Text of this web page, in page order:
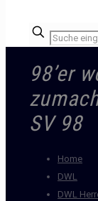
98’er
SV 98
Home
DWL
DWL